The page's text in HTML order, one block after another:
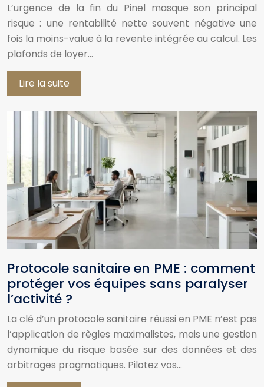
L’urgence de la fin du Pinel masque son principal
risque : une rentabilité nette souvent négative une
fois la moins-value à la revente intégrée au calcul. Les
plafonds de loyer…
Lire la suite
Protocole sanitaire en PME : comment
protéger vos équipes sans paralyser
l’activité ?
La clé d’un protocole sanitaire réussi en PME n’est pas
l’application de règles maximalistes, mais une gestion
dynamique du risque basée sur des données et des
arbitrages pragmatiques. Pilotez vos…